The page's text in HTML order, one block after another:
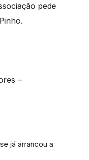
pede
–
já arrancou a